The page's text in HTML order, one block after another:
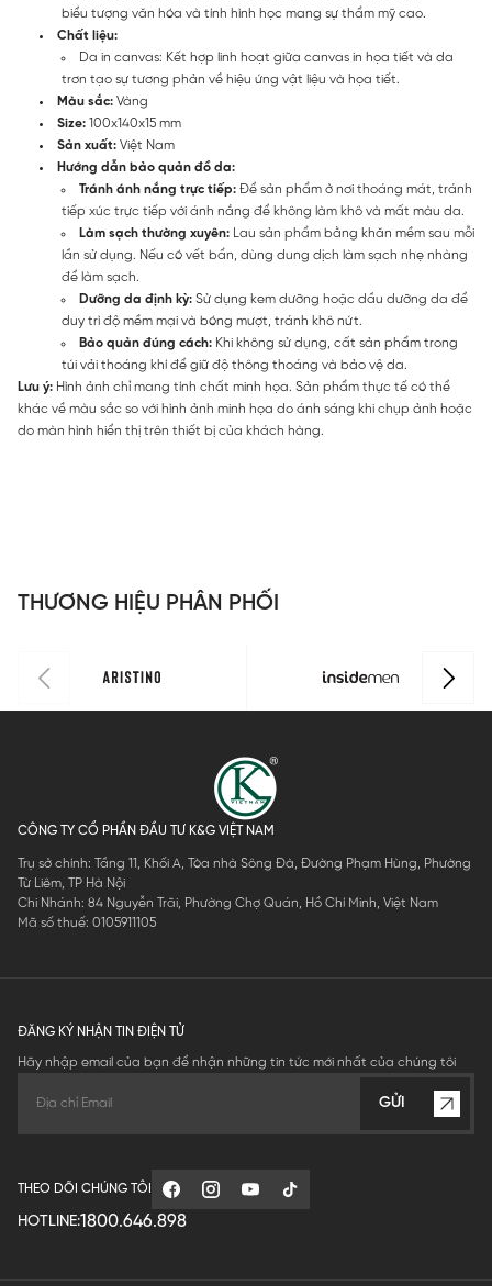
biểu tượng văn hóa và tính hình học mang sự thẩm mỹ cao.
Chất liệu:
Da in canvas: Kết hợp linh hoạt giữa canvas in họa tiết và da
trơn tạo sự tương phản về hiệu ứng vật liệu và họa tiết.
Màu sắc: Vàng
Size: 100x140x15 mm
Sản xuất: Việt Nam
Hướng dẫn bảo quản đồ da:
Tránh ánh nắng trực tiếp: Để sản phẩm ở nơi thoáng mát, tránh
tiếp xúc trực tiếp với ánh nắng để không làm khô và mất màu da.
Làm sạch thường xuyên: Lau sản phẩm bằng khăn mềm sau mỗi
lần sử dụng. Nếu có vết bẩn, dùng dung dịch làm sạch nhẹ nhàng
để làm sạch.
Dưỡng da định kỳ: Sử dụng kem dưỡng hoặc dầu dưỡng da để
duy trì độ mềm mại và bóng mượt, tránh khô nứt.
Bảo quản đúng cách: Khi không sử dụng, cất sản phẩm trong
túi vải thoáng khí để giữ độ thông thoáng và bảo vệ da.
Lưu ý: Hình ảnh chỉ mang tính chất minh họa. Sản phẩm thực tế có thể
khác về màu sắc so với hình ảnh minh họa do ánh sáng khi chụp ảnh hoặc
do màn hình hiển thị trên thiết bị của khách hàng.
THƯƠNG HIỆU PHÂN PHỐI
CÔNG TY CỔ PHẦN ĐẦU TƯ K&G VIỆT NAM
Trụ sở chính: Tầng 11, Khối A, Tòa nhà Sông Đà, Đường Phạm Hùng, Phường
Từ Liêm, TP Hà Nội
Chi Nhánh: 84 Nguyễn Trãi, Phường Chợ Quán, Hồ Chí Minh, Việt Nam
Mã số thuế: 0105911105
ĐĂNG KÝ NHẬN TIN ĐIỆN TỬ
Hãy nhập email của bạn để nhận những tin tức mới nhất của chúng tôi
GỬI
THEO DÕI CHÚNG TÔI
HOTLINE:1800.646.898